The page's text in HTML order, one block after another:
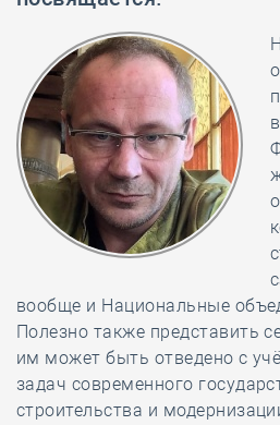
вообще и Национальные
Полезно также представить
им может быть отведено с
задач современного
строительства и